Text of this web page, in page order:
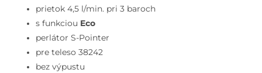
inštalácia,
matná
svetlo
sivá
prietok 4,5 l/min. pri 3 baroch
s funkciou Eco
perlátor S-Pointer
pre teleso 38242
bez výpustu